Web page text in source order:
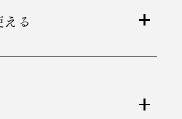
る